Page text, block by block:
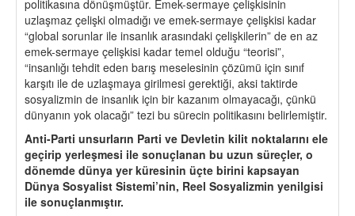
politikasına dönüşmüştür. Emek-sermaye çelişkisinin
uzlaşmaz çelişki olmadığı ve emek-sermaye çelişkisi kadar
“global sorunlar ile insanlık arasındaki çelişkilerin” de en az
emek-sermaye çelişkisi kadar temel olduğu “teorisi”,
“insanlığı tehdit eden barış meselesinin çözümü için sınıf
karşıtı ile de uzlaşmaya girilmesi gerektiği, aksi taktirde
sosyalizmin de insanlık için bir kazanım olmayacağı, çünkü
dünyanın yok olacağı” tezi bu sürecin politikasını belirlemiştir.
Anti-Parti unsurların Parti ve Devletin kilit noktalarını ele
geçirip yerleşmesi ile sonuçlanan bu uzun süreçler, o
dönemde dünya yer küresinin üçte birini kapsayan
Dünya Sosyalist Sistemi’nin, Reel Sosyalizmin yenilgisi
ile sonuçlanmıştır.